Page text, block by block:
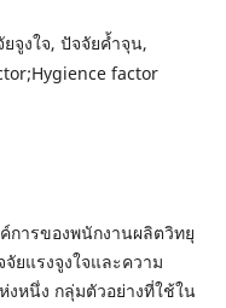
จูงใจ, ปัจจัยค้ำจุน,
factor
การของพนักงานผลิตวิทยุ
ยแรงจูงใจและความ
หนึ่ง กลุ่มตัวอย่างที่ใช้ใน